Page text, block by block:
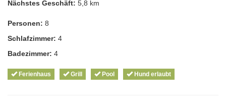
Nächstes Geschäft: 5,8 km
Personen: 8
Schlafzimmer: 4
Badezimmer: 4
Ferienhaus Grill Pool Hund erlaubt